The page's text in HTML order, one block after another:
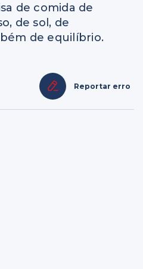
de comida de
de sol, de
de equilíbrio.
Reportar erro